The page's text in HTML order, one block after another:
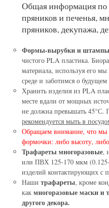
Общая информация по
пряников и печенья,
пряников, декупажа,
Формы-вырубки и штампы
чистого PLA пластика.
материала, используя его
среде и заботимся о
Хранить изделия из PLA
месте вдали от мощных
не должна превышать 45°С.
рекомендуется мыть в
Обращаем внимание, что мы
формочки: либо высоту,
Трафареты многоразовые,
или ПВХ 125-170 мкм
изделий контактирующих с
Наши трафареты, кроме
как многоразовые маски и
другого декора.